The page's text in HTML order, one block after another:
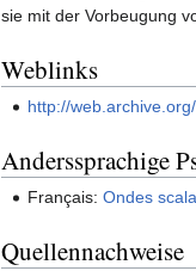
sie mit der Vorbeugung
Weblinks
http://
Anderssprachige
Français:Ondes
Quellennachweise